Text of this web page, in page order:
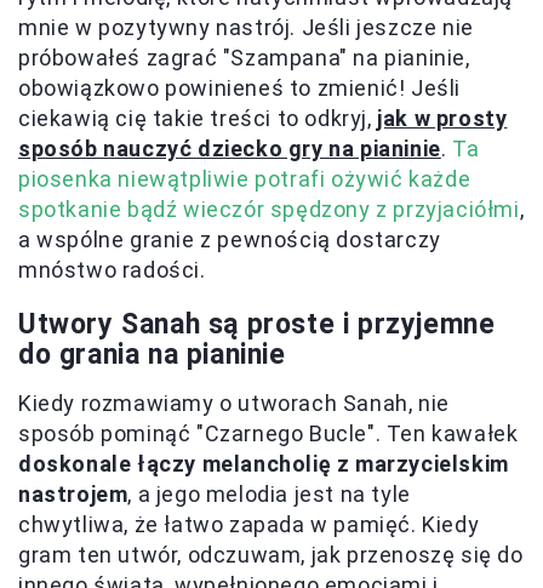
mnie w pozytywny nastrój. Jeśli jeszcze nie
próbowałeś zagrać "Szampana" na pianinie,
obowiązkowo powinieneś to zmienić! Jeśli
ciekawią cię takie treści to odkryj, jak w prosty
sposób nauczyć dziecko gry na pianinie. Ta
piosenka niewątpliwie potrafi ożywić każde
spotkanie bądź wieczór spędzony z przyjaciółmi,
a wspólne granie z pewnością dostarczy
mnóstwo radości.
Utwory Sanah są proste i przyjemne
do grania na pianinie
Kiedy rozmawiamy o utworach Sanah, nie
sposób pominąć "Czarnego Bucle". Ten kawałek
doskonale łączy melancholię z marzycielskim
nastrojem, a jego melodia jest na tyle
chwytliwa, że łatwo zapada w pamięć. Kiedy
gram ten utwór, odczuwam, jak przenoszę się do